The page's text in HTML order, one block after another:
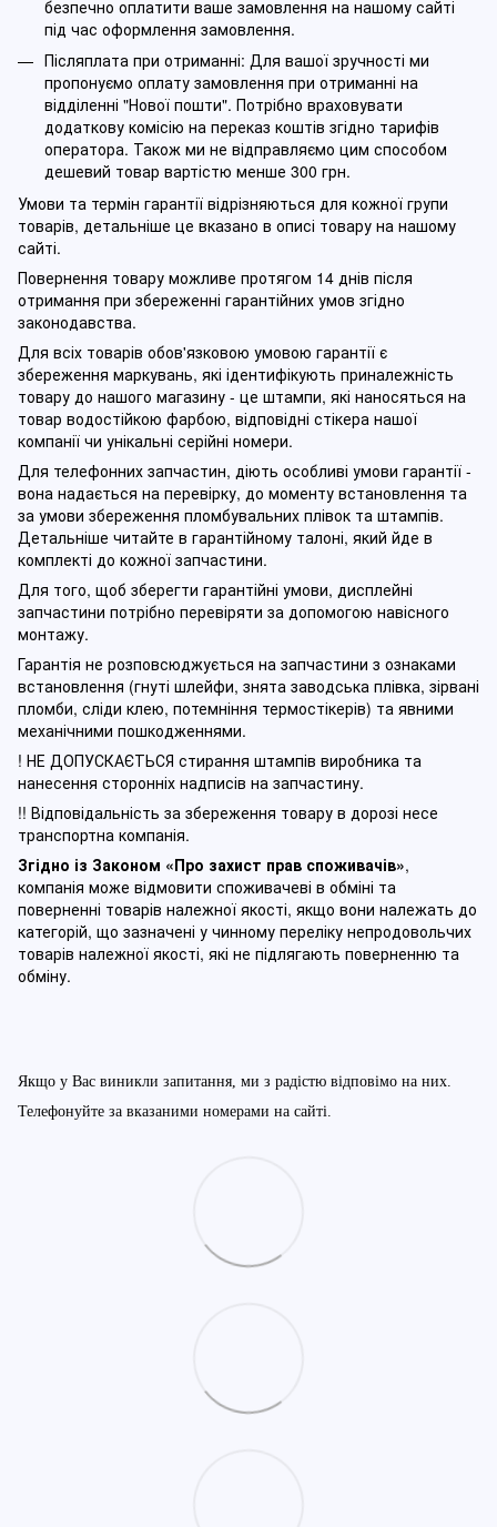
безпечно оплатити ваше замовлення на нашому сайті
під час оформлення замовлення.
Післяплата при отриманні: Для вашої зручності ми
пропонуємо оплату замовлення при отриманні на
відділенні "Нової пошти". Потрібно враховувати
додаткову комісію на переказ коштів згідно тарифів
оператора. Також ми не відправляємо цим способом
дешевий товар вартістю менше 300 грн.
Умови та термін гарантії відрізняються для кожної групи
товарів, детальніше це вказано в описі товару на нашому
сайті.
Повернення товару можливе протягом 14 днів після
отримання при збереженні гарантійних умов згідно
законодавства.
Для всіх товарів обов'язковою умовою гарантії є
збереження маркувань, які ідентифікують приналежність
товару до нашого магазину - це штампи, які наносяться на
товар водостійкою фарбою, відповідні стікера нашої
компанії чи унікальні серійні номери.
Для телефонних запчастин, діють особливі умови гарантії -
вона надається на перевірку, до моменту встановлення та
за умови збереження пломбувальних плівок та штампів.
Детальніше читайте в гарантійному талоні, який йде в
комплекті до кожної запчастини.
Для того, щоб зберегти гарантійні умови, дисплейні
запчастини потрібно перевіряти за допомогою навісного
монтажу.
Гарантія не розповсюджується на запчастини з ознаками
встановлення (гнуті шлейфи, знята заводська плівка, зірвані
пломби, сліди клею, потемніння термостікерів) та явними
механічними пошкодженнями.
! НЕ ДОПУСКАЄТЬСЯ стирання штампів виробника та
нанесення сторонніх надписів на запчастину.
!! Відповідальність за збереження товару в дорозі несе
транспортна компанія.
Згідно із Законом «Про захист прав споживачів»,
компанія може відмовити споживачеві в обміні та
поверненні товарів належної якості, якщо вони належать до
категорій, що зазначені у чинному переліку непродовольчих
товарів належної якості, які не підлягають поверненню та
обміну.
Якщо у Вас виникли запитання, ми з радістю відповімо на них.
Телефонуйте за вказаними номерами на сайті.